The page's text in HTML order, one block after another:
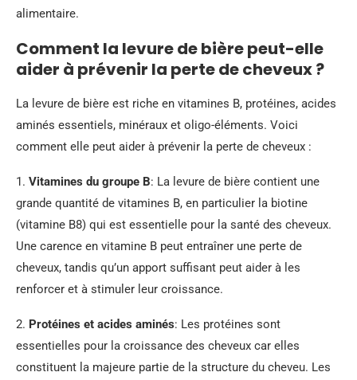
alimentaire.
Comment la levure de bière peut-elle
aider à prévenir la perte de cheveux ?
La levure de bière est riche en vitamines B, protéines, acides
aminés essentiels, minéraux et oligo-éléments. Voici
comment elle peut aider à prévenir la perte de cheveux :
1. Vitamines du groupe B: La levure de bière contient une
grande quantité de vitamines B, en particulier la biotine
(vitamine B8) qui est essentielle pour la santé des cheveux.
Une carence en vitamine B peut entraîner une perte de
cheveux, tandis qu’un apport suffisant peut aider à les
renforcer et à stimuler leur croissance.
2. Protéines et acides aminés: Les protéines sont
essentielles pour la croissance des cheveux car elles
constituent la majeure partie de la structure du cheveu. Les